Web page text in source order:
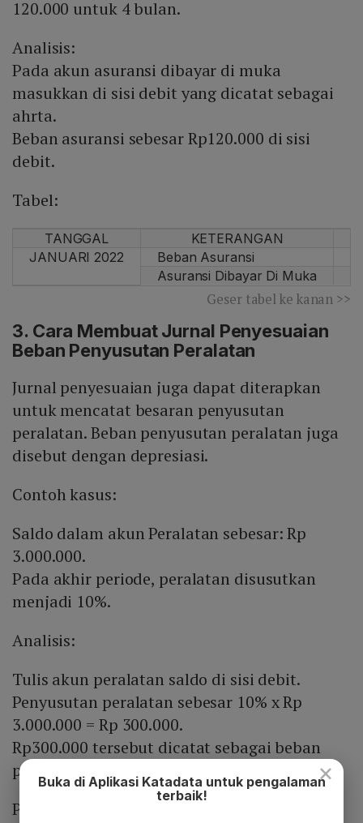
120.000 untuk 4 bulan.
Analisis:
Pada akun asuransi dibayar di muka
masukkan di sisi debit yang dicatat sebagai
ahrta.
Beban asuransi sebesar Rp120.000 di sisi
debit.
Tabel:
TANGGAL
KETERANGAN
JANUARI 2022
Beban Asuransi
Asuransi Dibayar Di Muka
Geser tabel ke kanan >>
3. Cara Membuat Jurnal Penyesuaian
Beban Penyusutan Peralatan
Jurnal penyesuaian juga dapat diterapkan
untuk mencatat besaran penyusutan
peralatan. Beban penyusutan peralatan juga
disebut dengan depresiasi.
Contoh kasus:
Saldo dalam akun Peralatan sebesar: Rp
3.000.000.
Pada akhir periode, peralatan disusutkan
menjadi 10%.
Analisis:
Tulis akun peralatan saldo di sisi debit.
Penyusutan peralatan sebesar 10% x Rp
3.000.000 = Rp 300.000.
Rp300.000 tersebut dicatat sebagai beban
penyusutan peralatan di sisi debit.
Pada akun akumulasi penyusutan peralatan,
×
Buka di Aplikasi Katadata untuk pengalaman
terbaik!